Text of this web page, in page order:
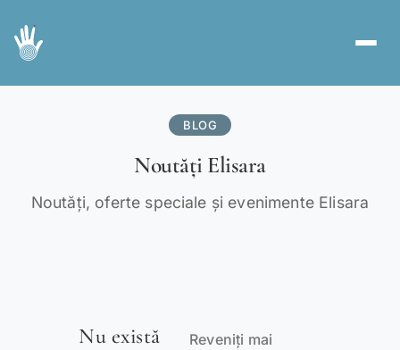
BLOG
Noutăți Elisara
Noutăți, oferte speciale și evenimente Elisara
Nu există
Reveniți mai